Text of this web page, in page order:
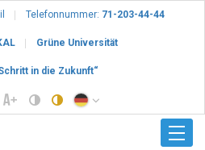
Telefonnummer: 71-203-44-44
Grüne Universität
in die Zukunft“